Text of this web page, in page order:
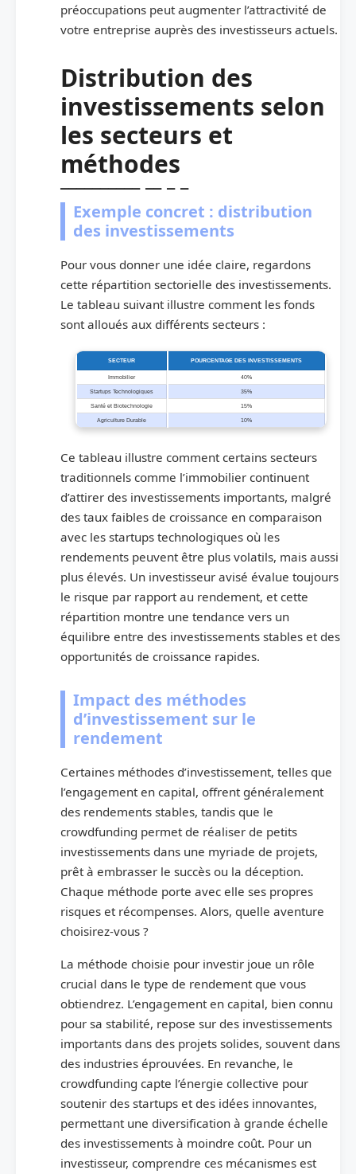
préoccupations peut augmenter l’attractivité de
votre entreprise auprès des investisseurs actuels.
Distribution des
investissements selon
les secteurs et
méthodes
Exemple concret : distribution
des investissements
Pour vous donner une idée claire, regardons
cette répartition sectorielle des investissements.
Le tableau suivant illustre comment les fonds
sont alloués aux différents secteurs :
SECTEUR POURCENTAGE DES INVESTISSEMENTS
Immobilier 40%
Startups Technologiques 35%
Santé et Biotechnologie 15%
Agriculture Durable 10%
Ce tableau illustre comment certains secteurs
traditionnels comme l’immobilier continuent
d’attirer des investissements importants, malgré
des taux faibles de croissance en comparaison
avec les startups technologiques où les
rendements peuvent être plus volatils, mais aussi
plus élevés. Un investisseur avisé évalue toujours
le risque par rapport au rendement, et cette
répartition montre une tendance vers un
équilibre entre des investissements stables et des
opportunités de croissance rapides.
Impact des méthodes
d’investissement sur le
rendement
Certaines méthodes d’investissement, telles que
l’engagement en capital, offrent généralement
des rendements stables, tandis que le
crowdfunding permet de réaliser de petits
investissements dans une myriade de projets,
prêt à embrasser le succès ou la déception.
Chaque méthode porte avec elle ses propres
risques et récompenses. Alors, quelle aventure
choisirez-vous ?
La méthode choisie pour investir joue un rôle
crucial dans le type de rendement que vous
obtiendrez. L’engagement en capital, bien connu
pour sa stabilité, repose sur des investissements
importants dans des projets solides, souvent dans
des industries éprouvées. En revanche, le
crowdfunding capte l’énergie collective pour
soutenir des startups et des idées innovantes,
permettant une diversification à grande échelle
des investissements à moindre coût. Pour un
investisseur, comprendre ces mécanismes est